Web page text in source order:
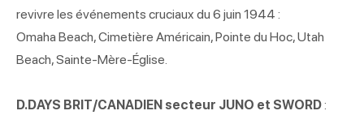
revivre les événements cruciaux du 6 juin 1944 :
Omaha Beach, Cimetière Américain, Pointe du Hoc, Utah
Beach, Sainte-Mère-Église.
D.DAYS BRIT/CANADIEN secteur JUNO et SWORD: